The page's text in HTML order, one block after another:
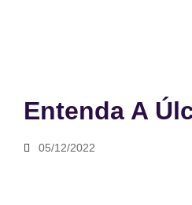
Entenda A
05/12/2022